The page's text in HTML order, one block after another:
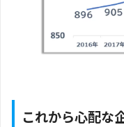
これから心配な